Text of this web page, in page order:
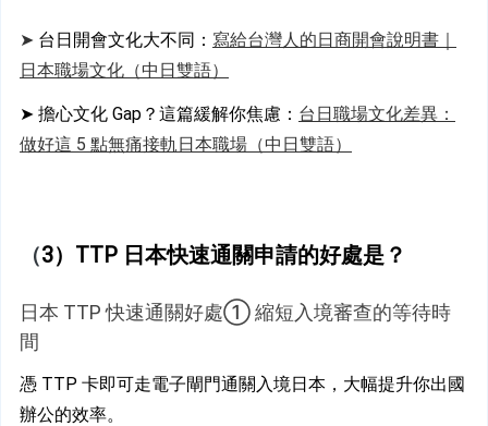
➤ 台日開會文化大不同： 寫給台灣人的日商開會說明書｜
日本職場文化（中日雙語）
➤ 擔心文化 Gap？這篇緩解你焦慮： 台日職場文化差異：
做好這 5 點無痛接軌日本職場（中日雙語）
（3）TTP 日本快速通關申請的好處是？
日本 TTP 快速通關好處① 縮短入境審查的等待時
間
憑 TTP 卡即可走電子閘門通關入境日本，大幅提升你出國
辦公的效率。